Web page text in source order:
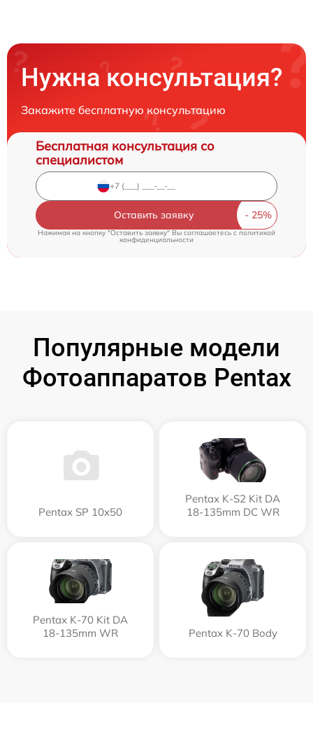
Нужна консультация?
Закажите бесплатную консультацию
Бесплатная консультация со
специалистом
Оставить заявку
Нажимая на кнопку "Оставить заявку" Вы соглашаетесь cполитикой
конфиденциальности
Популярные модели
Фотоаппаратов Pentax
Pentax SP 10x50
Pentax K-S2 Kit DA
18-135mm DC WR
Pentax K-70 Kit DA
18-135mm WR
Pentax K-70 Body